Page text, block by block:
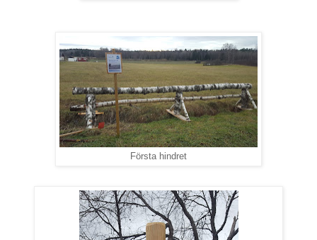
Första hindret